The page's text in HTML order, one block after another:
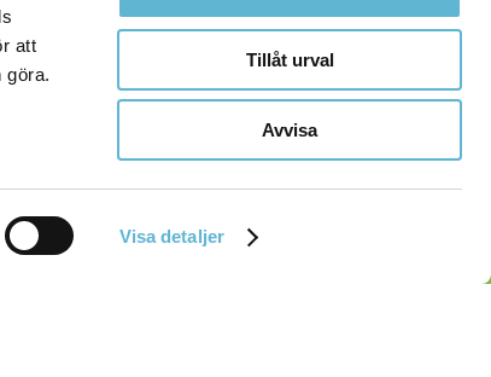
att
göra.
Visa detaljer
Tillåt urval
Avvisa